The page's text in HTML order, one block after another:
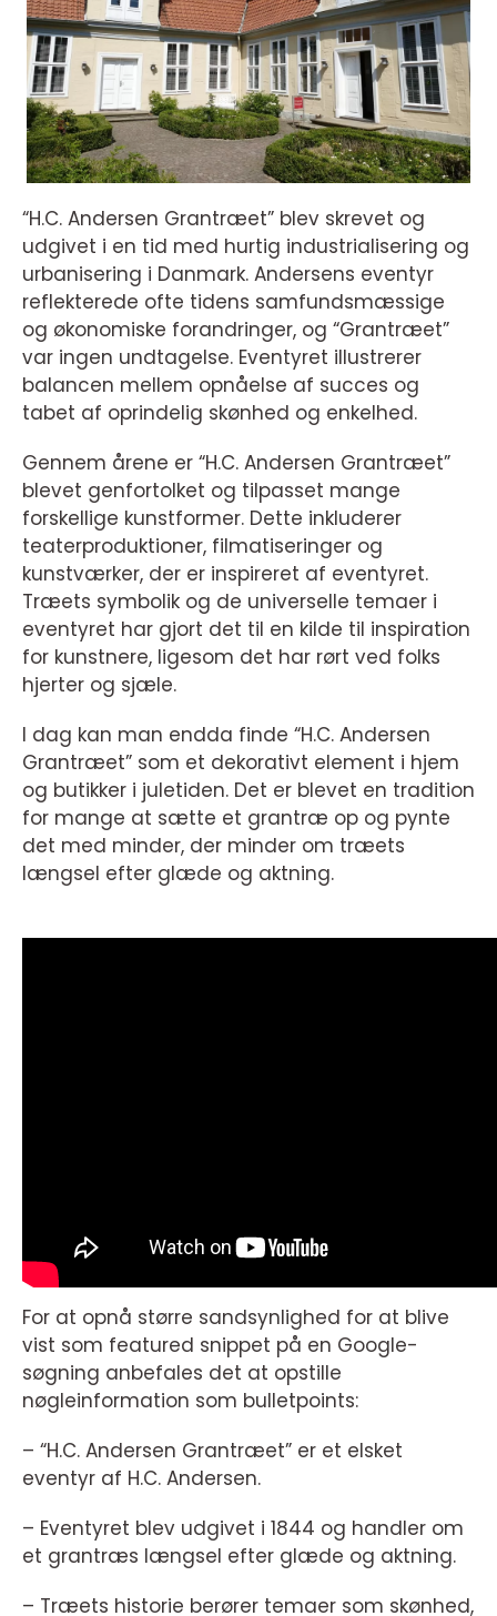
“H.C. Andersen Grantræet” blev skrevet og
udgivet i en tid med hurtig industrialisering og
urbanisering i Danmark. Andersens eventyr
reflekterede ofte tidens samfundsmæssige
og økonomiske forandringer, og “Grantræet”
var ingen undtagelse. Eventyret illustrerer
balancen mellem opnåelse af succes og
tabet af oprindelig skønhed og enkelhed.
Gennem årene er “H.C. Andersen Grantræet”
blevet genfortolket og tilpasset mange
forskellige kunstformer. Dette inkluderer
teaterproduktioner, filmatiseringer og
kunstværker, der er inspireret af eventyret.
Træets symbolik og de universelle temaer i
eventyret har gjort det til en kilde til inspiration
for kunstnere, ligesom det har rørt ved folks
hjerter og sjæle.
I dag kan man endda finde “H.C. Andersen
Grantræet” som et dekorativt element i hjem
og butikker i juletiden. Det er blevet en tradition
for mange at sætte et grantræ op og pynte
det med minder, der minder om træets
længsel efter glæde og aktning.
For at opnå større sandsynlighed for at blive
vist som featured snippet på en Google-
søgning anbefales det at opstille
nøgleinformation som bulletpoints:
– “H.C. Andersen Grantræet” er et elsket
eventyr af H.C. Andersen.
– Eventyret blev udgivet i 1844 og handler om
et grantræs længsel efter glæde og aktning.
– Træets historie berører temaer som skønhed,